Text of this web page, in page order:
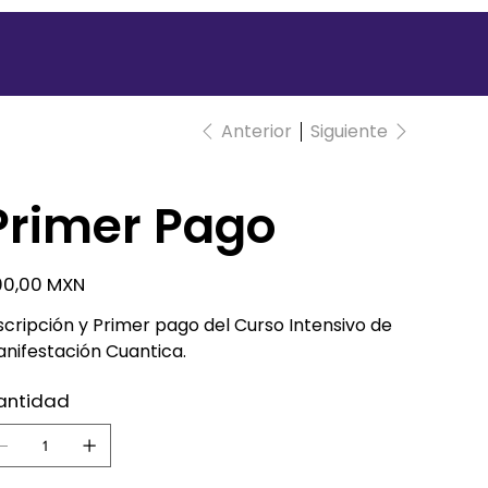
Anterior Siguiente
Pago
MXN
y Primer pago del Curso Intensivo de
Cuantica.